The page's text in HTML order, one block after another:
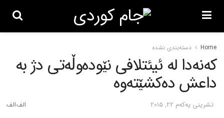
Home دسته‌بندی نشده
که‌نه‌دا له‌ ئیئتلافی نێوده‌وڵه‌تی دژ به‌
داعش ده‌کشێته‌وه‌
تشرینی یه‌كه‌م 22, 2015